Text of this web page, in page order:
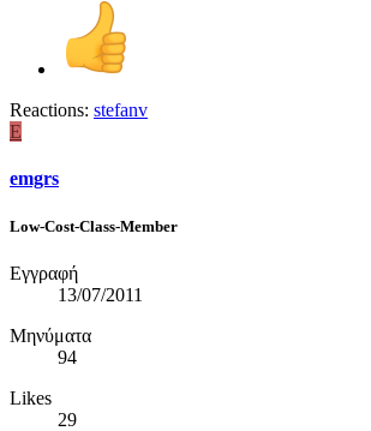
Reactions: stefanv
E
emgrs
Low-Cost-Class-Member
Εγγραφή
13/07/2011
Μηνύματα
94
Likes
29